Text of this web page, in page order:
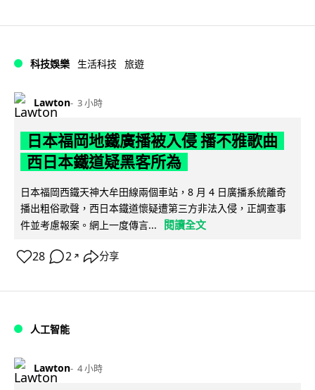
科技娛樂 生活科技 旅遊
Lawton 3 小時
日本福岡地鐵廣播被入侵 播不雅歌曲
西日本鐵道疑黑客所為
日本福岡西鐵天神大牟田線兩個車站，8 月 4 日廣播系統離奇
播出粗俗歌聲，西日本鐵道懷疑遭第三方非法入侵，正調查事
件並考慮報案。網上一度傳言...
閱讀全文
28 2 ↗ 分享
人工智能
Lawton 4 小時